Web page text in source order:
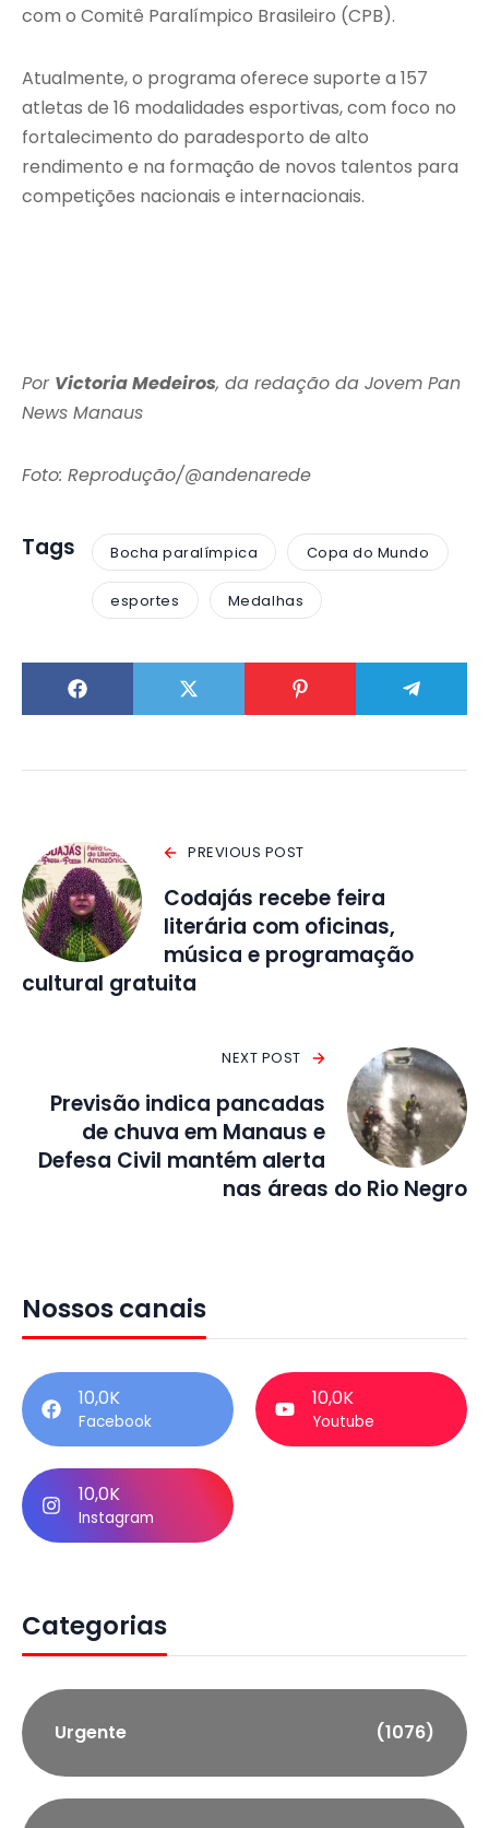
com o Comitê Paralímpico Brasileiro (CPB).
Atualmente, o programa oferece suporte a 157
atletas de 16 modalidades esportivas, com foco no
fortalecimento do paradesporto de alto
rendimento e na formação de novos talentos para
competições nacionais e internacionais.
Por Victoria Medeiros, da redação da Jovem Pan
News Manaus
Foto: Reprodução/@andenarede
Tags Bocha paralímpica Copa do Mundo
esportes Medalhas
PREVIOUS POST
Codajás recebe feira
literária com oficinas,
música e programação
cultural gratuita
NEXT POST
Previsão indica pancadas
de chuva em Manaus e
Defesa Civil mantém alerta
nas áreas do Rio Negro
Nossos canais
10,0K
Facebook
10,0K
Youtube
10,0K
Instagram
Categorias
Urgente (1076)